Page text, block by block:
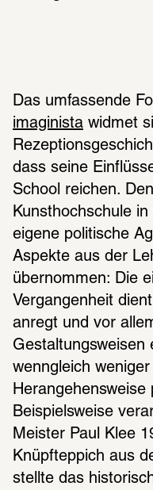
Das umfassende
imaginista widmet
dass seine
School reichen.
Kunsthochschule
eigene politische
Aspekte aus der
übernommen: Die
Vergangenheit
anregt und vor
Gestaltungsweisen
wenngleich
Beispielsweise
Meister Paul Klee
Knüpfteppich aus
stellte das